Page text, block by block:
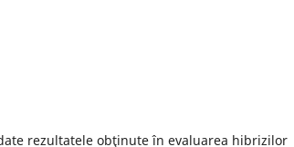
rezultatele obţinute în evaluarea hibrizilor